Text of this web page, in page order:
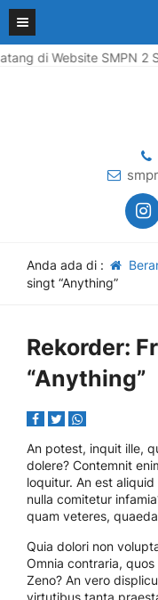
di Website SMPN 2
Anda ada di :
singt “Anything”
Rekorder:
“Anything”
An potest, inquit ille,
dolere? Contemnit
loquitur. An est
nulla comitetur
quam veteres,
Quia dolori non
Omnia contraria,
Zeno? An vero
virtutibus tanta